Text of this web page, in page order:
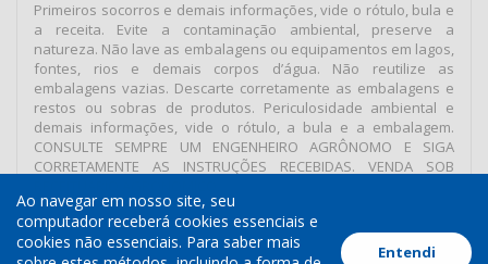
Primeiros socorros e demais informações, vide o rótulo, bula e
a receita. Evite a contaminação ambiental, preserve a
natureza. Não lave as embalagens ou equipamentos em lagos,
fontes, rios e demais corpos d’água. Não reutilize as
embalagens vazias. Descarte corretamente as embalagens e
restos ou sobras de produtos. Periculosidade ambiental e
demais informações, vide o rótulo, a bula e a embalagem.
CONSULTE SEMPRE UM ENGENHEIRO AGRÔNOMO E SIGA
CORRETAMENTE AS INSTRUÇÕES RECEBIDAS. VENDA SOB
Termos de Uso Política de Cookies Política de Privacidade
Ao navegar em nosso site, seu
computador receberá cookies essenciais e
cookies não essenciais. Para saber mais
Entendi